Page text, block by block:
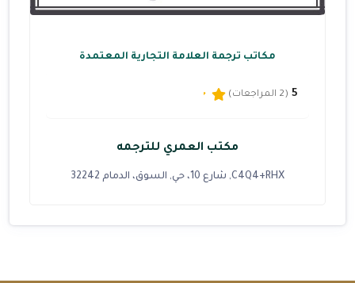
مكاتب ترجمة العلامة التجارية المعتمدة
5 (2 المراجعات)
مكتب العمري للترجمه
C4Q4+RHX, شارع 10، حي, السوق، الدمام 32242